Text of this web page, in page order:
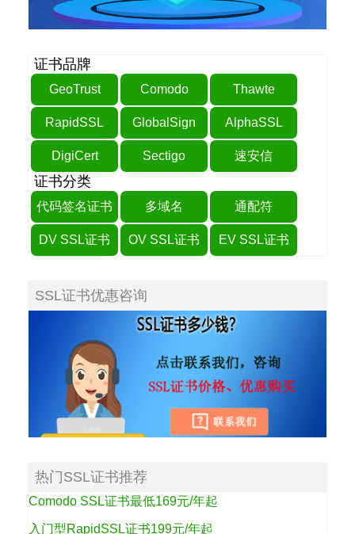
证书品牌
GeoTrust Comodo Thawte
RapidSSL GlobalSign AlphaSSL
DigiCert Sectigo 速安信
证书分类
代码签名证书 多域名 通配符
DV SSL证书 OV SSL证书 EV SSL证书
SSL证书优惠咨询
热门SSL证书推荐
Comodo SSL证书最低169元/年起
入门型RapidSSL证书199元/年起